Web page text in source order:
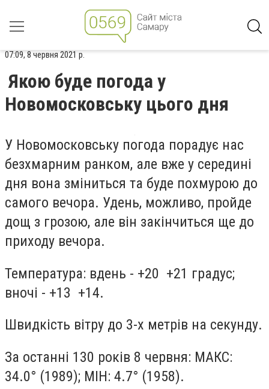
07:09, 8 червня 2021 р.
Якою буде погода у
Новомосковську цього дня
У Новомосковську погода порадує нас
безхмарним ранком, але вже у середині
дня вона зміниться та буде похмурою до
самого вечора. Удень, можливо, пройде
дощ з грозою, але він закінчиться ще до
приходу вечора.
Температура: вдень - +20 +21 градус;
вночі - +13 +14.
Швидкість вітру до 3-х метрів на секунду.
За останні 130 років 8 червня: МАКС:
34.0° (1989); МІН: 4.7° (1958).